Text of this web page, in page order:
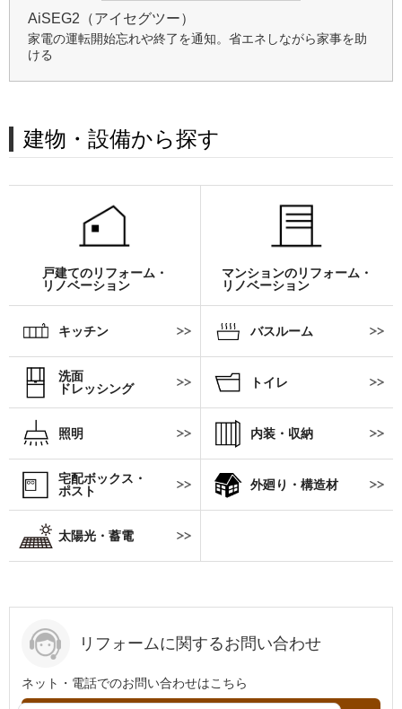
AiSEG2（アイセグツー）
家電の運転開始忘れや終了を通知。省エネしながら家事を助
ける
建物・設備から探す
戸建てのリフォーム・
リノベーション
マンションのリフォーム・
リノベーション
キッチン バスルーム
洗面
ドレッシング
トイレ
照明 内装・収納
宅配ボックス・
ポスト
外廻り・構造材
太陽光・蓄電
リフォームに関するお問い合わせ
ネット・電話でのお問い合わせはこちら